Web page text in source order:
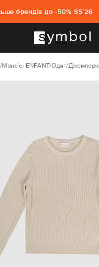
брендів до -50% SS`26
Moncler ENFANT Одяг Джемпери